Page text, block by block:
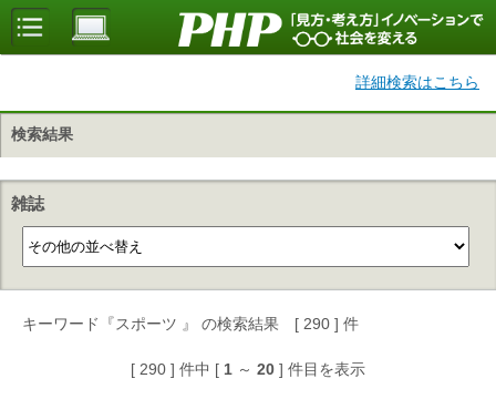
詳細検索はこちら
検索結果
雑誌
キーワード『スポーツ 』 の検索結果 [ 290 ] 件
[ 290 ] 件中 [ 1 ～ 20 ] 件目を表示